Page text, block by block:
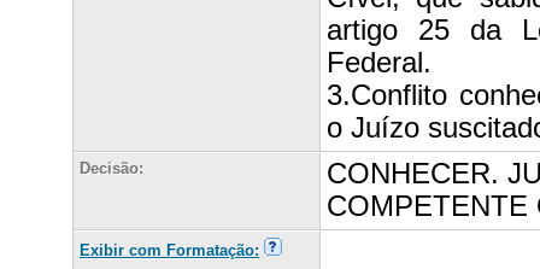
artigo 25 da
Federal.
3.Conflito
o Juízo
Decisão:
CONHECER.
COMPETENTE
Exibir com Formatação: